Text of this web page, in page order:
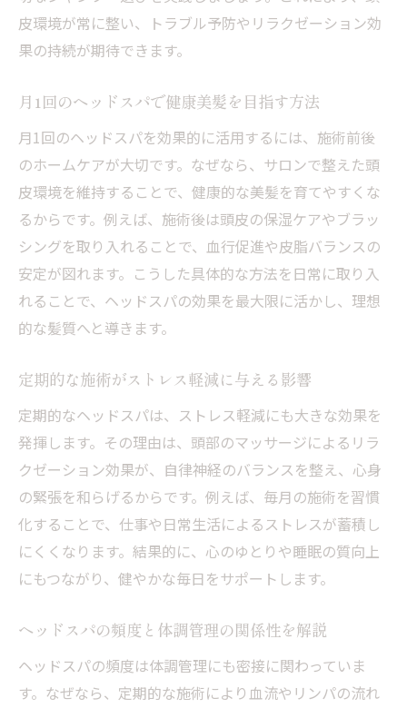
皮環境が常に整い、トラブル予防やリラクゼーション効
果の持続が期待できます。
月1回のヘッドスパで健康美髪を目指す方法
月1回のヘッドスパを効果的に活用するには、施術前後
のホームケアが大切です。なぜなら、サロンで整えた頭
皮環境を維持することで、健康的な美髪を育てやすくな
るからです。例えば、施術後は頭皮の保湿ケアやブラッ
シングを取り入れることで、血行促進や皮脂バランスの
安定が図れます。こうした具体的な方法を日常に取り入
れることで、ヘッドスパの効果を最大限に活かし、理想
的な髪質へと導きます。
定期的な施術がストレス軽減に与える影響
定期的なヘッドスパは、ストレス軽減にも大きな効果を
発揮します。その理由は、頭部のマッサージによるリラ
クゼーション効果が、自律神経のバランスを整え、心身
の緊張を和らげるからです。例えば、毎月の施術を習慣
化することで、仕事や日常生活によるストレスが蓄積し
にくくなります。結果的に、心のゆとりや睡眠の質向上
にもつながり、健やかな毎日をサポートします。
ヘッドスパの頻度と体調管理の関係性を解説
ヘッドスパの頻度は体調管理にも密接に関わっていま
す。なぜなら、定期的な施術により血流やリンパの流れ